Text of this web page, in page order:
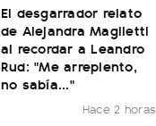
El desgarrador relato
de Alejandra Maglietti
al recordar a Leandro
Rud: "Me arrepiento,
no sabía..."
Hace 2 horas